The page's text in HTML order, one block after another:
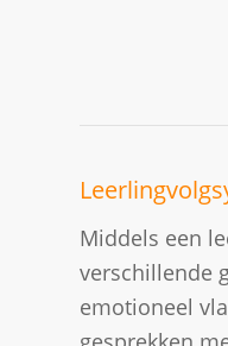
Middels een
verschillende
emotioneel